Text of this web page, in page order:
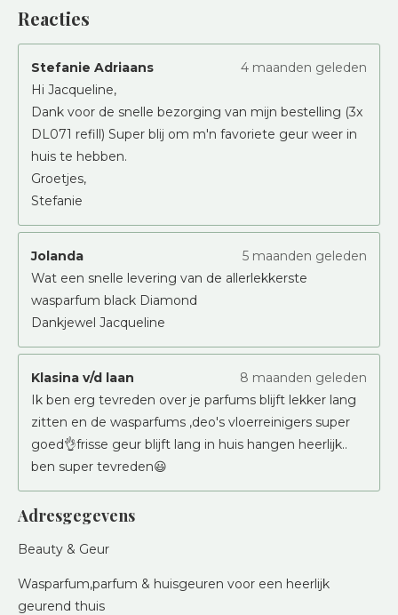
Reacties
Stefanie Adriaans
4 maanden geleden
Hi Jacqueline,
Dank voor de snelle bezorging van mijn bestelling (3x
DL071 refill) Super blij om m'n favoriete geur weer in
huis te hebben.
Groetjes,
Stefanie
Jolanda
5 maanden geleden
Wat een snelle levering van de allerlekkerste
wasparfum black Diamond
Dankjewel Jacqueline
Klasina v/d laan
8 maanden geleden
Ik ben erg tevreden over je parfums blijft lekker lang
zitten en de wasparfums ,deo's vloerreinigers super
goed👌frisse geur blijft lang in huis hangen heerlijk..
ben super tevreden😃
Adresgegevens
Beauty & Geur
Wasparfum,parfum & huisgeuren voor een heerlijk
geurend thuis